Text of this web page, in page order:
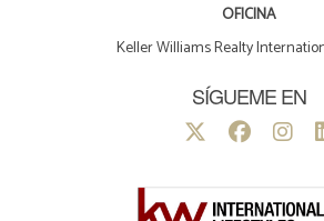
OFICINA
Keller Williams Realty
SÍGUEME EN